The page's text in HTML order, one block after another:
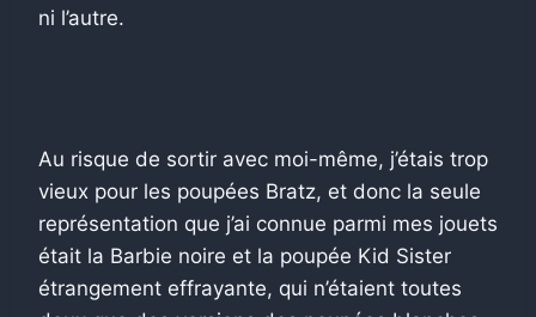
ni l’autre.
Au risque de sortir avec moi-même, j’étais trop
vieux pour les poupées Bratz, et donc la seule
représentation que j’ai connue parmi mes jouets
était la Barbie noire et la poupée Kid Sister
étrangement effrayante, qui n’étaient toutes